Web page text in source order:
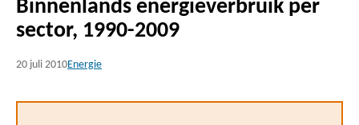
Binnenlands energieverbruik per
sector, 1990-2009
20 juli 2010Energie